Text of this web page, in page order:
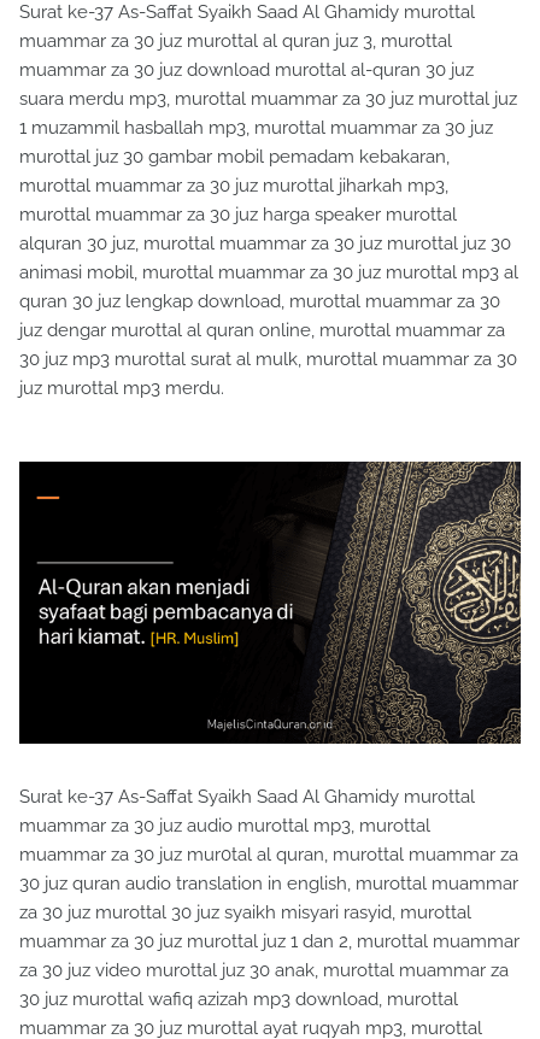
Surat ke-37 As-Saffat Syaikh Saad Al Ghamidy murottal
muammar za 30 juz murottal al quran juz 3, murottal
muammar za 30 juz download murottal al-quran 30 juz
suara merdu mp3, murottal muammar za 30 juz murottal juz
1 muzammil hasballah mp3, murottal muammar za 30 juz
murottal juz 30 gambar mobil pemadam kebakaran,
murottal muammar za 30 juz murottal jiharkah mp3,
murottal muammar za 30 juz harga speaker murottal
alquran 30 juz, murottal muammar za 30 juz murottal juz 30
animasi mobil, murottal muammar za 30 juz murottal mp3 al
quran 30 juz lengkap download, murottal muammar za 30
juz dengar murottal al quran online, murottal muammar za
30 juz mp3 murottal surat al mulk, murottal muammar za 30
juz murottal mp3 merdu.
Surat ke-37 As-Saffat Syaikh Saad Al Ghamidy murottal
muammar za 30 juz audio murottal mp3, murottal
muammar za 30 juz mur0tal al quran, murottal muammar za
30 juz quran audio translation in english, murottal muammar
za 30 juz murottal 30 juz syaikh misyari rasyid, murottal
muammar za 30 juz murottal juz 1 dan 2, murottal muammar
za 30 juz video murottal juz 30 anak, murottal muammar za
30 juz murottal wafiq azizah mp3 download, murottal
muammar za 30 juz murottal ayat ruqyah mp3, murottal